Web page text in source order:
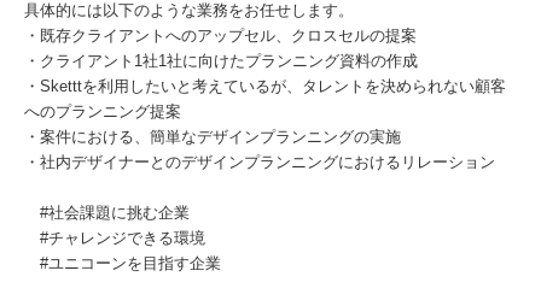
具体的には以下のような業務をお任せします。
・既存クライアントへのアップセル、クロスセルの提案
・クライアント1社1社に向けたプランニング資料の作成
・Sketttを利用したいと考えているが、タレントを決められない顧客
へのプランニング提案
・案件における、簡単なデザインプランニングの実施
・社内デザイナーとのデザインプランニングにおけるリレーション
#社会課題に挑む企業
#チャレンジできる環境
#ユニコーンを目指す企業